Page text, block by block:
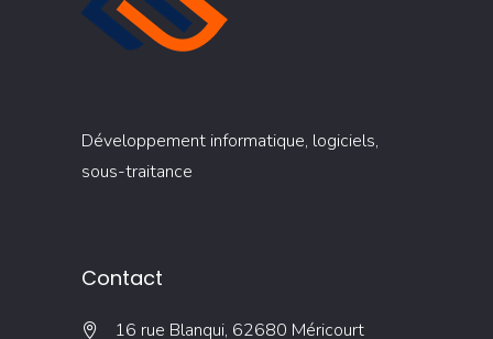
Développement informatique, logiciels,
sous-traitance
Contact
16 rue Blanqui, 62680 Méricourt